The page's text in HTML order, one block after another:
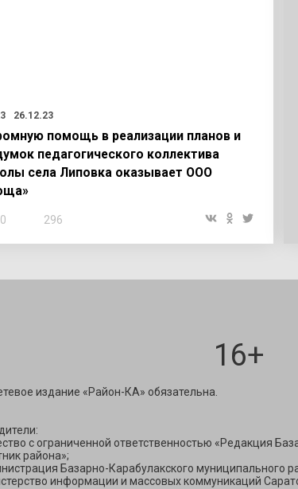
26.12.23
помощь в реализации планов и
педагогического коллектива
села Липовка оказывает ООО
0 296
16+
издание «Район-КА» обязательна.
с ограниченной ответственностью «Редакция
района»;
Базарно-Карабулакского муниципального
информации и массовых коммуникаций